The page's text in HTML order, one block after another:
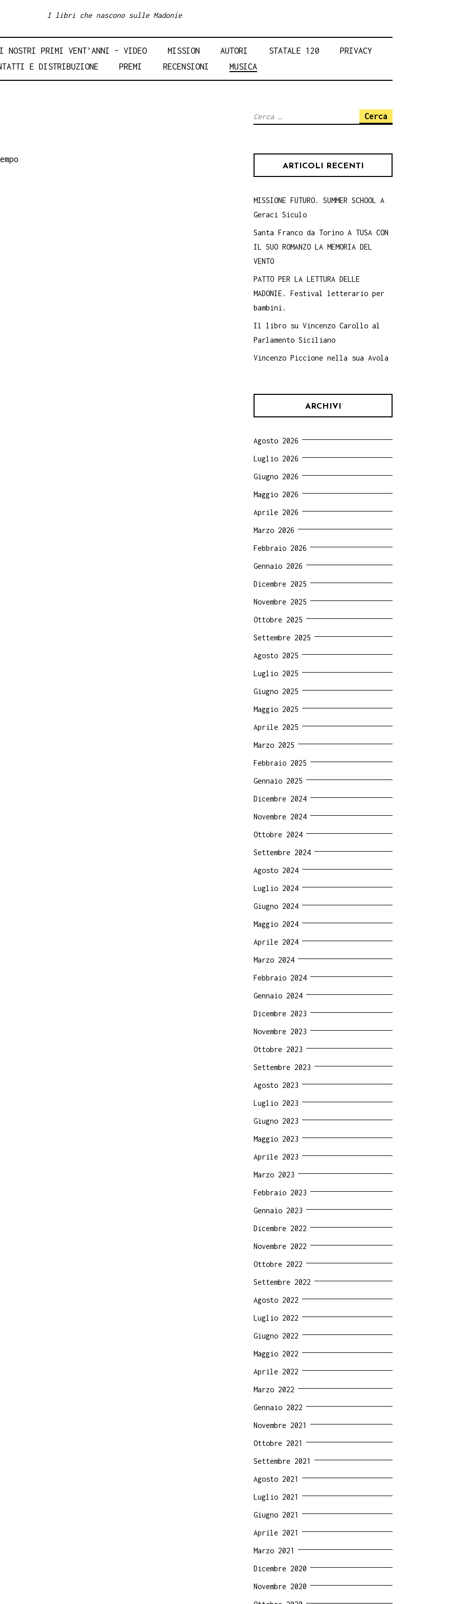
I libri che nascono sulle Madonie
I NOSTRI PRIMI VENT’ANNI – VIDEO MISSION AUTORI STATALE 120
PRIVACY
E DISTRIBUZIONE
PREMI RECENSIONI MUSICA
Ricerca
ARTICOLI RECENTI
MISSIONE FUTURO. SUMMER SCHOOL A
Geraci Siculo
Santa Franco da Torino A TUSA CON
IL SUO ROMANZO LA MEMORIA DEL
VENTO
PATTO PER LA LETTURA DELLE
MADONIE. Festival letterario per
bambini.
Il libro su Vincenzo Carollo al
Parlamento Siciliano
Vincenzo Piccione nella sua Avola
ARCHIVI
Agosto 2026
Luglio 2026
Giugno 2026
Maggio 2026
Aprile 2026
Marzo 2026
Febbraio 2026
Gennaio 2026
Dicembre 2025
Novembre 2025
Ottobre 2025
Settembre 2025
Agosto 2025
Luglio 2025
Giugno 2025
Maggio 2025
Aprile 2025
Marzo 2025
Febbraio 2025
Gennaio 2025
Dicembre 2024
Novembre 2024
Ottobre 2024
Settembre 2024
Agosto 2024
Luglio 2024
Giugno 2024
Maggio 2024
Aprile 2024
Marzo 2024
Febbraio 2024
Gennaio 2024
Dicembre 2023
Novembre 2023
Ottobre 2023
Settembre 2023
Agosto 2023
Luglio 2023
Giugno 2023
Maggio 2023
Aprile 2023
Marzo 2023
Febbraio 2023
Gennaio 2023
Dicembre 2022
Novembre 2022
Ottobre 2022
Settembre 2022
Agosto 2022
Luglio 2022
Giugno 2022
Maggio 2022
Aprile 2022
Marzo 2022
Gennaio 2022
Novembre 2021
Ottobre 2021
Settembre 2021
Agosto 2021
Luglio 2021
Giugno 2021
Aprile 2021
Marzo 2021
Dicembre 2020
Novembre 2020